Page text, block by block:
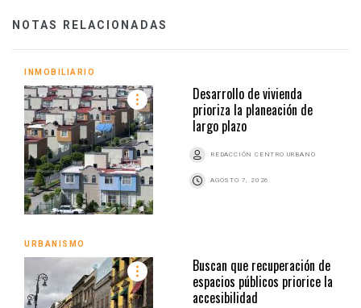
NOTAS RELACIONADAS
INMOBILIARIO
Desarrollo de vivienda
prioriza la planeación de
largo plazo
REDACCIÓN CENTRO URBANO
AGOSTO 7, 2026
URBANISMO
Buscan que recuperación de
espacios públicos priorice la
accesibilidad